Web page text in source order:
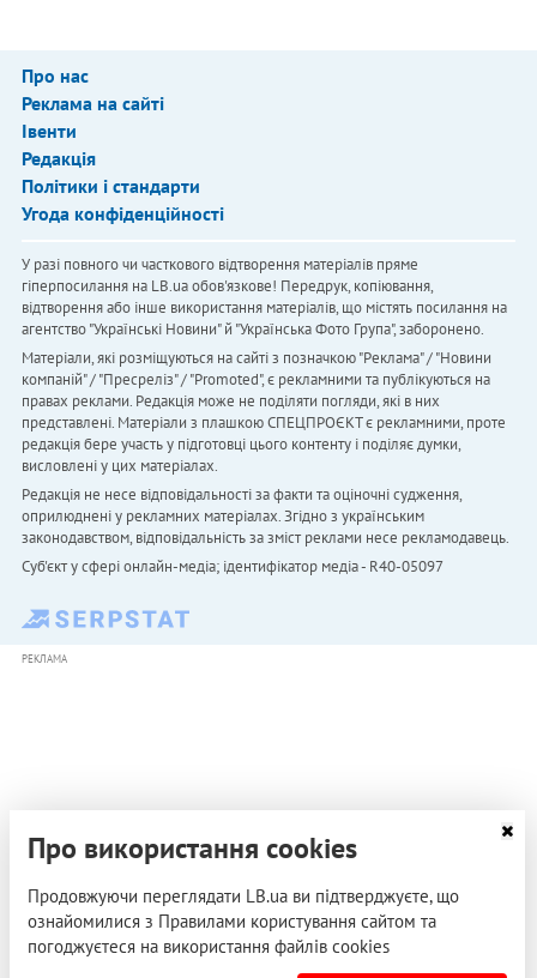
Про нас
Реклама на сайті
Івенти
Редакція
Політики і стандарти
Угода конфіденційності
У разі повного чи часткового відтворення матеріалів пряме
гіперпосилання на LB.ua обов'язкове! Передрук, копіювання,
відтворення або інше використання матеріалів, що містять посилання на
агентство "Українськi Новини" й "Українська Фото Група", заборонено.
Матеріали, які розміщуються на сайті з позначкою "Реклама" / "Новини
компаній" / "Пресреліз" / "Promoted", є рекламними та публікуються на
правах реклами. Редакція може не поділяти погляди, які в них
представлені. Матеріали з плашкою СПЕЦПРОЄКТ є рекламними, проте
редакція бере участь у підготовці цього контенту і поділяє думки,
висловлені у цих матеріалах.
Редакція не несе відповідальності за факти та оціночні судження,
оприлюднені у рекламних матеріалах. Згідно з українським
законодавством, відповідальність за зміст реклами несе рекламодавець.
Cуб'єкт у сфері онлайн-медіа; ідентифікатор медіа - R40-05097
РЕКЛАМА
Про використання cookies
Продовжуючи переглядати LB.ua ви підтверджуєте, що
ознайомилися з Правилами користування сайтом та
погоджуєтеся на використання файлів cookies